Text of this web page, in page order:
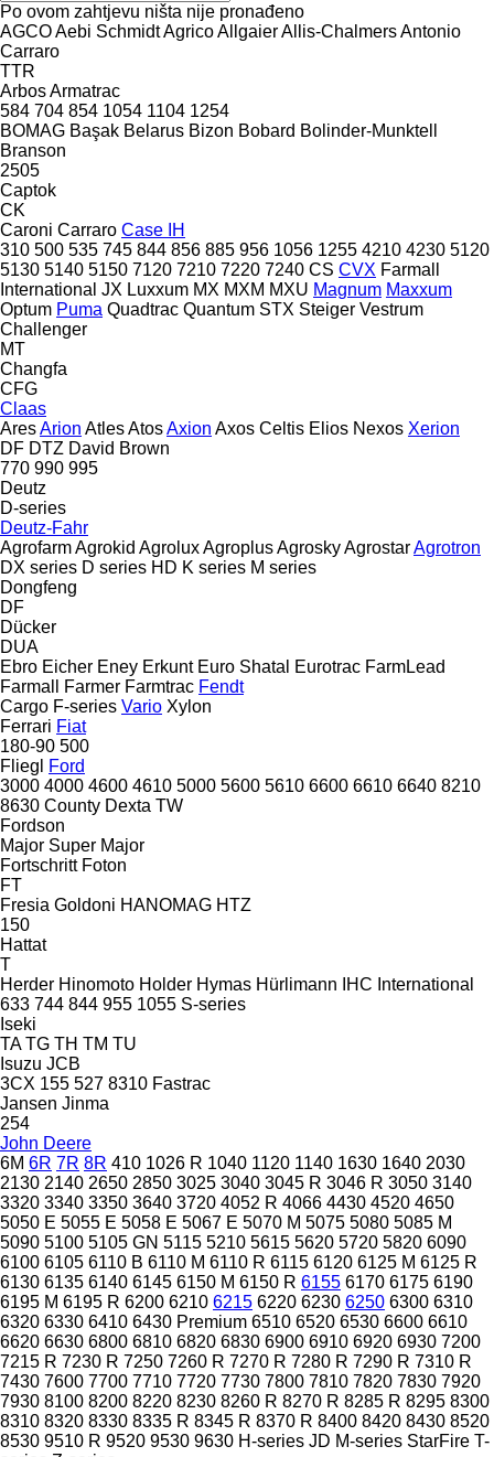
Po ovom zahtjevu ništa nije pronađeno
AGCOAebi SchmidtAgricoAllgaierAllis-ChalmersAntonio
Carraro
TTR
ArbosArmatrac
584 704 854 1054 1104 1254
BOMAG Başak Belarus Bizon Bobard Bolinder-Munktell
Branson
2505
Captok
CK
Caroni Carraro Case IH
310 500 535 745 844 856 885 956 1056 1255 4210 4230 5120
5130 5140 5150 7120 7210 7220 7240 CS CVX Farmall
International JX Luxxum MX MXM MXU Magnum Maxxum
Optum Puma Quadtrac Quantum STX Steiger Vestrum
Challenger
MT
Changfa
CFG
Claas
AresArion AtlesAtosAxion Axos Celtis Elios Nexos Xerion
DF DTZ David Brown
770 990 995
Deutz
D-series
Deutz-Fahr
AgrofarmAgrokid AgroluxAgroplusAgroskyAgrostarAgrotron
DX series D series HD K series M series
Dongfeng
DF
Dücker
DUA
Ebro Eicher Eney Erkunt Euro Shatal Eurotrac FarmLead
Farmall
Farmer Farmtrac Fendt
Cargo F-series Vario Xylon
Ferrari Fiat
180-90 500
Fliegl
Ford
3000 4000 4600 4610 5000 5600 5610 6600 6610 6640 8210
8630 County Dexta TW
Fordson
Major Super Major
Fortschritt Foton
FT
Fresia Goldoni HANOMAG HTZ
150
Hattat
T
Herder Hinomoto Holder Hymas Hürlimann IHC International
633 744 844 955 1055 S-series
Iseki
TA TG TH TM TU
Isuzu JCB
3CX 155 527 8310 Fastrac
Jansen Jinma
254
John Deere
6M 6R 7R 8R 410 1026 R 1040 1120 1140 1630 1640 2030
2130 2140 2650 2850 3025 3040 3045 R 3046 R 3050 3140
3320 3340 3350 3640 3720 4052 R 4066 4430 4520 4650
5050 E 5055 E 5058 E 5067 E 5070 M 5075 5080 5085 M
5090 5100 5105 GN 5115 5210 5615 5620 5720 5820 6090
6100 6105 6110 B 6110 M 6110 R 6115 6120 6125 M 6125 R
6130 6135 6140 6145 6150 M 6150 R 6155 6170 6175 6190
6195 M 6195 R 6200 6210 6215 6220 6230 6250 6300 6310
6320 6330 6410 6430 Premium 6510 6520 6530 6600 6610
6620 6630 6800 6810 6820 6830 6900 6910 6920 6930 7200
7215 R 7230 R 7250 7260 R 7270 R 7280 R 7290 R 7310 R
7430 7600 7700 7710 7720 7730 7800 7810 7820 7830 7920
7930 8100 8200 8220 8230 8260 R 8270 R 8285 R 8295 8300
8310 8320 8330 8335 R 8345 R 8370 R 8400 8420 8430 8520
8530 9510 R 9520 9530 9630 H-series JD M-series StarFire T-